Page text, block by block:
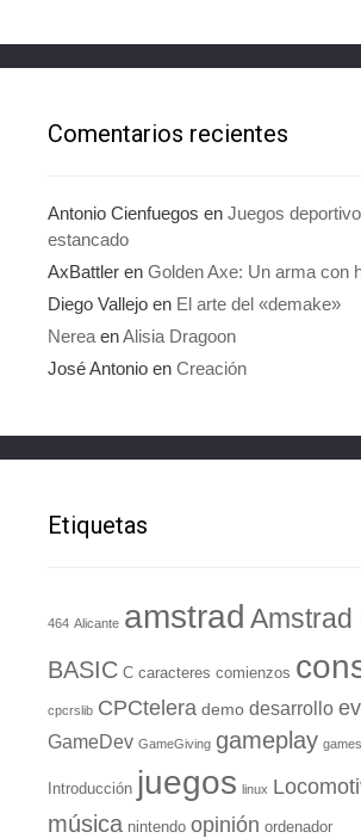
Comentarios recientes
Antonio Cienfuegos en Juegos
estancado
AxBattler en Golden Axe: Un arma con
Diego Vallejo en El arte del «demake»
Nerea enAlisia Dragoon
José Antonio en Creación
Etiquetas
464 Alicante amstrad Amstrad
BASIC C caracteres comienzos
cpcrslib CPCtelera demo desarrollo
GameDev GameGiving gameplay games
Introducción juegos linux
música nintendo opinión ordenador